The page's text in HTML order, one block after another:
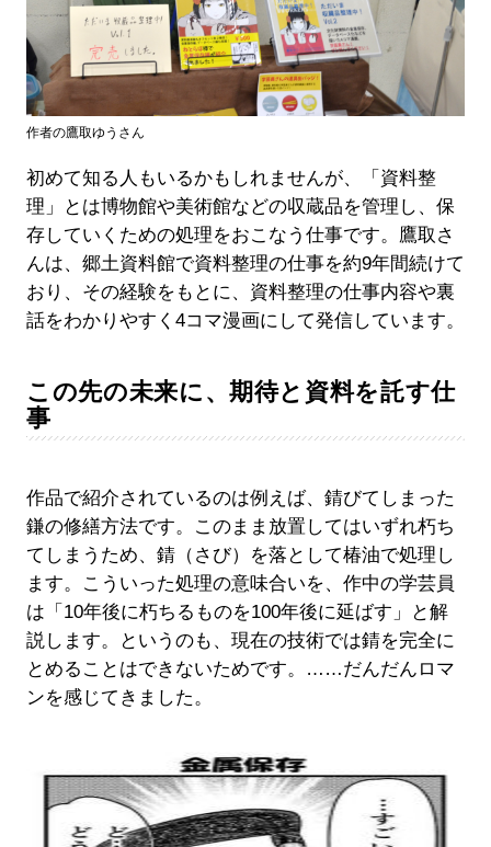
作者の鷹取ゆうさん
初めて知る人もいるかもしれませんが、「資料整
理」とは博物館や美術館などの収蔵品を管理し、保
存していくための処理をおこなう仕事です。鷹取さ
んは、郷土資料館で資料整理の仕事を約9年間続けて
おり、その経験をもとに、資料整理の仕事内容や裏
話をわかりやすく4コマ漫画にして発信しています。
この先の未来に、期待と資料を託す仕
事
作品で紹介されているのは例えば、錆びてしまった
鎌の修繕方法です。このまま放置してはいずれ朽ち
てしまうため、錆（さび）を落として椿油で処理し
ます。こういった処理の意味合いを、作中の学芸員
は「10年後に朽ちるものを100年後に延ばす」と解
説します。というのも、現在の技術では錆を完全に
とめることはできないためです。……だんだんロマ
ンを感じてきました。